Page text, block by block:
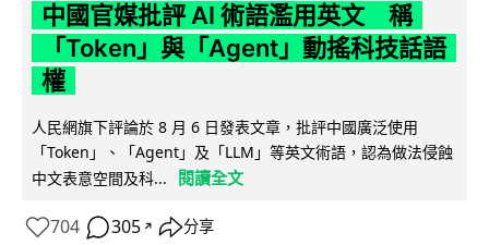
中國官媒批評 AI 術語濫用英文 稱
「Token」與「Agent」動搖科技話語
權
人民網旗下評論於 8 月 6 日發表文章，批評中國廣泛使用
「Token」、「Agent」及「LLM」等英文術語，認為做法侵蝕
中文表意空間及科...
閱讀全文
704 305 ↗ 分享